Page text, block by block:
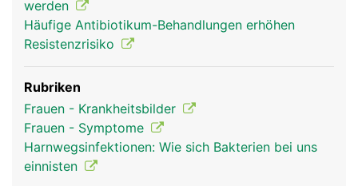
werden
Häufige Antibiotikum-Behandlungen erhöhen
Resistenzrisiko
Rubriken
Frauen - Krankheitsbilder
Frauen - Symptome
Harnwegsinfektionen: Wie sich Bakterien bei uns
einnisten